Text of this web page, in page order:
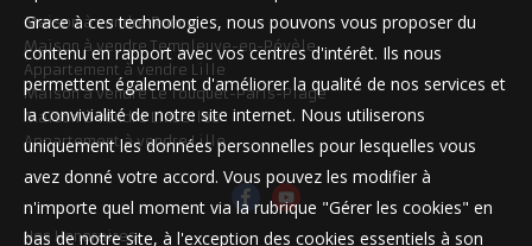
Maison à vendre Roncq
Maison à vendre Templeuve-en-Pévèle
Appartement à vendre Lille
Maison à vendre Le Touquet-Paris-Plage
Maison à vendre Linselles
Appartement à vendre Lille
Nos Honoraires
Grace à ces technologies, nous pouvons vous proposer du
contenu en rapport avec vos centres d'intérêt. Ils nous
permettent également d'améliorer la qualité de nos services et
la convivialité de notre site internet. Nous utiliserons
uniquement les données personnelles pour lesquelles vous
avez donné votre accord. Vous pouvez les modifier à
n'importe quel moment via la rubrique "Gérer les cookies" en
bas de notre site, à l'exception des cookies essentiels à son